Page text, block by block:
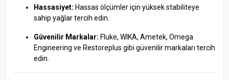
Hassasiyet: Hassas ölçümler için yüksek stabiliteye
sahip yağlar tercih edin.
Güvenilir Markalar: Fluke, WIKA, Ametek, Omega
Engineering ve Restoreplus gibi güvenilir markaları tercih
edin.